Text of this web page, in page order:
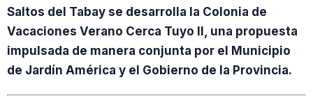
Saltos del Tabay se desarrolla la Colonia de
Vacaciones Verano Cerca Tuyo II, una propuesta
impulsada de manera conjunta por el Municipio
de Jardín América y el Gobierno de la Provincia.